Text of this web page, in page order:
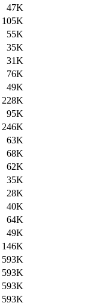
47K
105K
55K
35K
31K
76K
49K
228K
95K
246K
63K
68K
62K
35K
28K
40K
64K
49K
146K
593K
593K
593K
593K